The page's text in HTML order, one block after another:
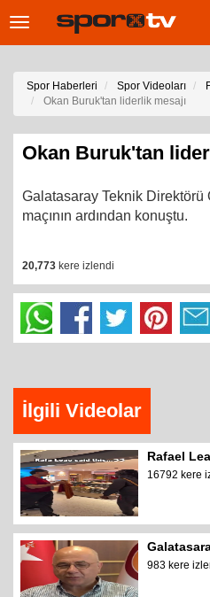
Toggle
Spor Haberleri Spor Videoları
Okan Buruk'tan liderlik mesajı
Okan Buruk'tan
Galatasaray Teknik Direktörü
maçının ardından konuştu.
20,773 kere izlendi
İlgili Videolar
Rafael
16792 kere
983 kere